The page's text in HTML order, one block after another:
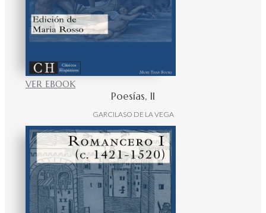
VER EBOOK
Poesías, II
GARCILASO DE LA VEGA